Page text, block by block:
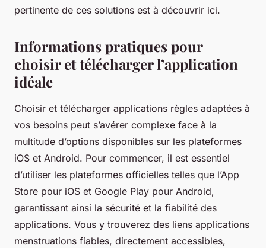
pertinente de ces solutions est à découvrir ici.
Informations pratiques pour
choisir et télécharger l’application
idéale
Choisir et télécharger applications règles adaptées à
vos besoins peut s’avérer complexe face à la
multitude d’options disponibles sur les plateformes
iOS et Android. Pour commencer, il est essentiel
d’utiliser les plateformes officielles telles que l’App
Store pour iOS et Google Play pour Android,
garantissant ainsi la sécurité et la fiabilité des
applications. Vous y trouverez des liens applications
menstruations fiables, directement accessibles,